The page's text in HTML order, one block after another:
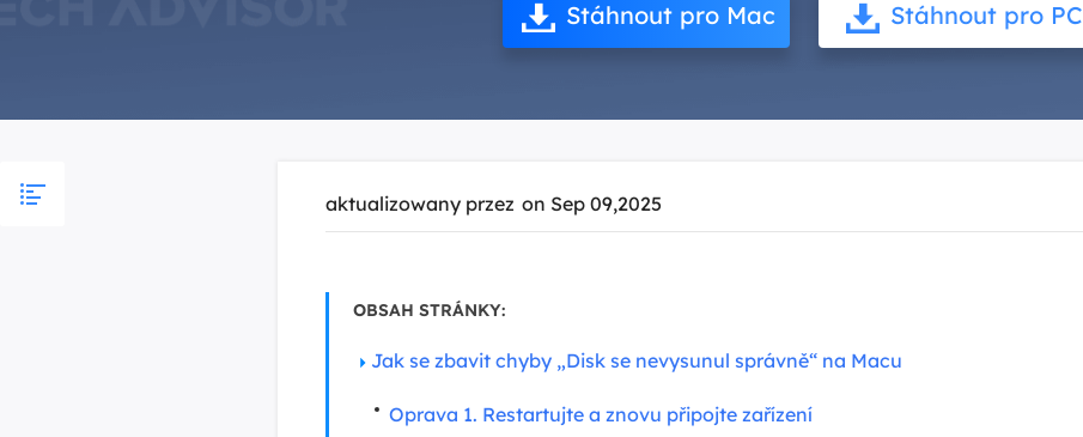
Stáhnout pro Mac Stáhnout pro PC
aktualizowany przez on Sep 09,2025
OBSAH STRÁNKY:
Jak se zbavit chyby „Disk se nevysunul správně“ na Macu
Oprava 1. Restartujte a znovu připojte zařízení